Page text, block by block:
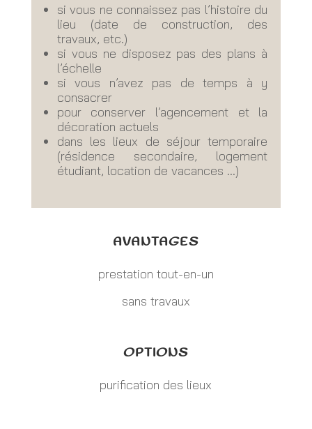
si vous ne connaissez pas l’histoire du
lieu (date de construction, des
travaux, etc.)
si vous ne disposez pas des plans à
l’échelle
si vous n’avez pas de temps à y
consacrer
pour conserver l’agencement et la
décoration actuels
dans les lieux de séjour temporaire
(résidence secondaire, logement
étudiant, location de vacances …)
AVANTAGES
prestation tout-en-un
sans travaux
OPTIONS
purification des lieux